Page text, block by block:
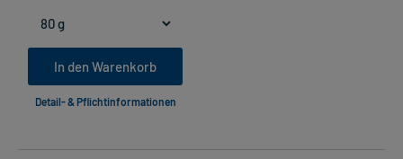
In den Warenkorb
Detail- & Pflichtinformationen